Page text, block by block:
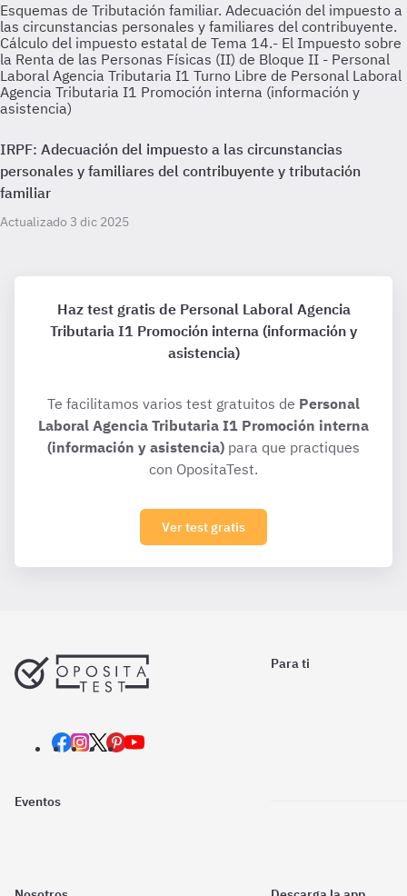
Esquemas de Tributación familiar. Adecuación del impuesto a
las circunstancias personales y familiares del contribuyente.
Cálculo del impuesto estatal de Tema 14.- El Impuesto sobre
la Renta de las Personas Físicas (II) de Bloque II - Personal
Laboral Agencia Tributaria I1 Turno Libre de Personal Laboral
Agencia Tributaria I1 Promoción interna (información y
asistencia)
IRPF: Adecuación del impuesto a las circunstancias
personales y familiares del contribuyente y tributación
familiar
Actualizado 3 dic 2025
Haz test gratis de Personal Laboral Agencia
Tributaria I1 Promoción interna (información y
asistencia)
Te facilitamos varios test gratuitos de Personal
Laboral Agencia Tributaria I1 Promoción interna
(información y asistencia) para que practiques
con OpositaTest.
Ver test gratis
Para ti
Eventos